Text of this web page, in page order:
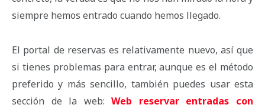
siempre hemos entrado cuando hemos llegado.
El portal de reservas es relativamente nuevo, así que
si tienes problemas para entrar, aunque es el método
preferido y más sencillo, también puedes usar esta
sección de la web:Web reservar entradas con